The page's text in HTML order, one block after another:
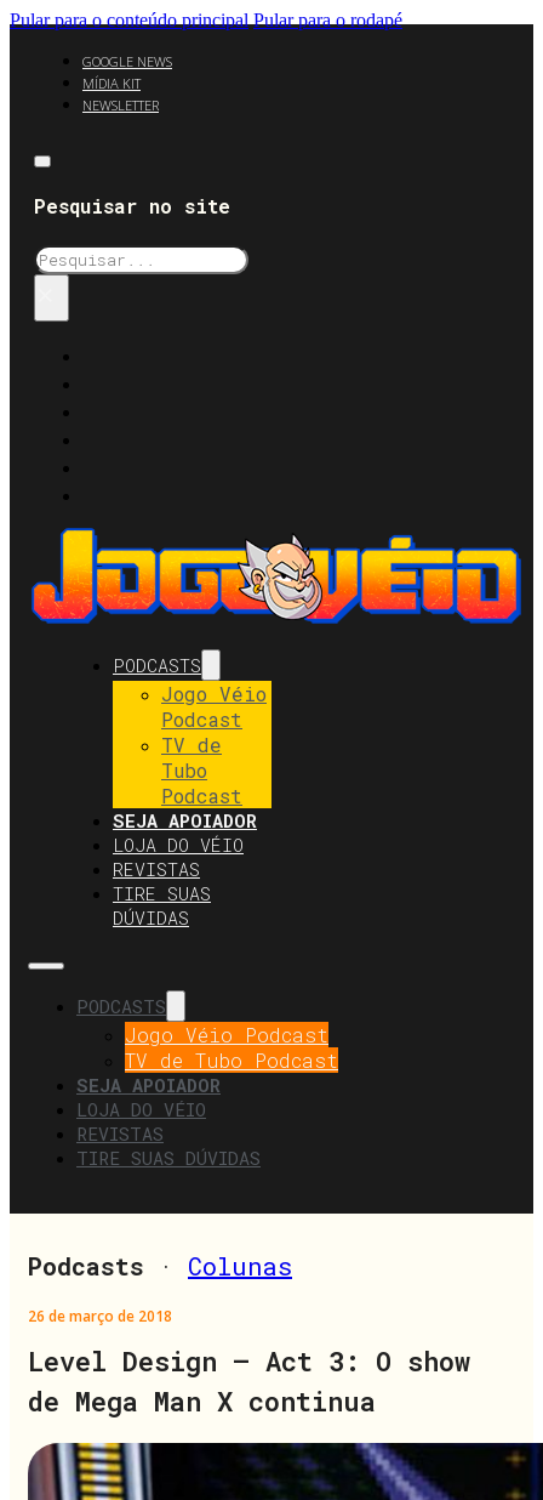
Pular para o conteúdo principal Pular para o rodapé
GOOGLE NEWS
MÍDIA KIT
NEWSLETTER
Pesquisar no site
Pesquisar
PODCASTS
Jogo Véio
Podcast
TV de
Tubo
Podcast
SEJA APOIADOR
LOJA DO VÉIO
REVISTAS
TIRE SUAS
DÚVIDAS
PODCASTS
Jogo Véio Podcast
TV de Tubo Podcast
SEJA APOIADOR
LOJA DO VÉIO
REVISTAS
TIRE SUAS DÚVIDAS
Podcasts · Colunas
26 de março de 2018
Level Design – Act 3: O show
de Mega Man X continua